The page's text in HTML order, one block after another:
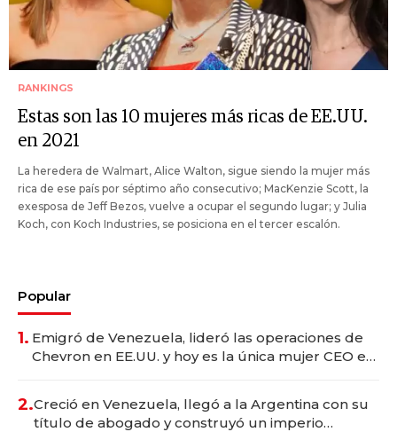
RANKINGS
Estas son las 10 mujeres más ricas de EE.UU.
en 2021
La heredera de Walmart, Alice Walton, sigue siendo la mujer más
rica de ese país por séptimo año consecutivo; MacKenzie Scott, la
exesposa de Jeff Bezos, vuelve a ocupar el segundo lugar; y Julia
Koch, con Koch Industries, se posiciona en el tercer escalón.
Popular
1. Emigró de Venezuela, lideró las operaciones de
Chevron en EE.UU. y hoy es la única mujer CEO en
2.Creció en Venezuela, llegó a la Argentina con su
título de abogado y construyó un imperio